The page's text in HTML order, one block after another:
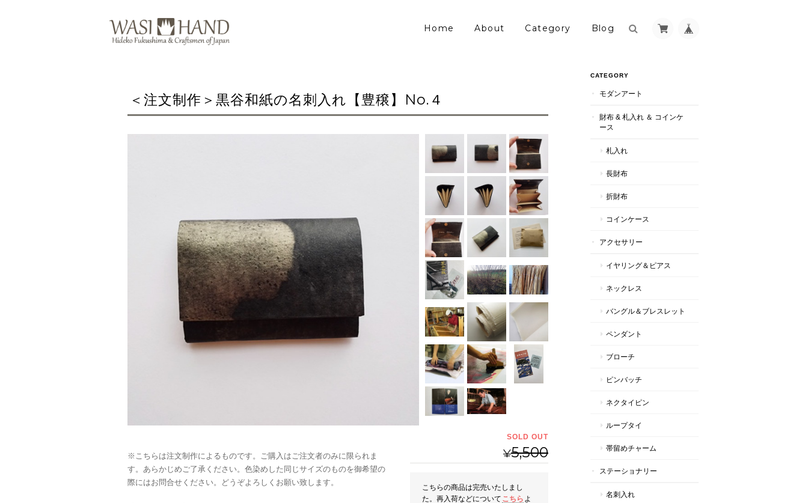
Home About Category Blog
＜注文制作＞黒谷和紙の名刺入れ【豊穣】No.４
※こちらは注文制作によるものです。ご購入はご注文者のみに限られま
す。あらかじめご了承ください。色染めした同じサイズのものを御希望の
際にはお問合せください。どうぞよろしくお願い致します。
¥5,500
SOLD OUT
こちらの商品は完売いたしまし
た。再入荷などについて こちら よ
CATEGORY
モダンアート
財布 & 札入れ ＆ コインケ
ース
札入れ
長財布
折財布
コインケース
アクセサリー
イヤリング＆ピアス
ネックレス
バングル＆ブレスレット
ペンダント
ブローチ
ピンバッチ
ネクタイピン
ループタイ
帯留めチャーム
ステーショナリー
名刺入れ